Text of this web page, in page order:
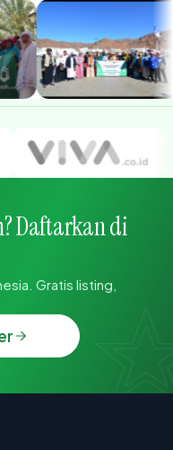
Daftarkan di
Gratis listing,